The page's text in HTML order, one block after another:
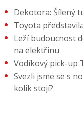
Dekotora: Šílený
Toyota
Leží budoucnost
na elektřinu
Vodíkový pick-up
Svezli jsme se s
kolik stojí?